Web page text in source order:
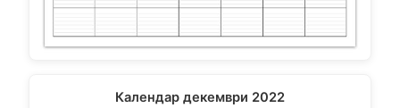
Календар декември 2022